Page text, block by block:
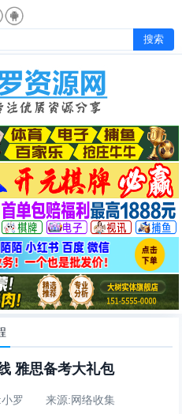
雅思备考大礼包
罗 来源:网络收集